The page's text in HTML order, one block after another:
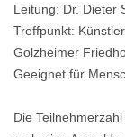
Leitung: Dr. Dieter
Treffpunkt:
Golzheimer
Geeignet für
Die